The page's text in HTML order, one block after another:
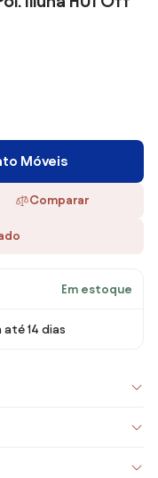
Móveis
Comparar
Em estoque
14 dias